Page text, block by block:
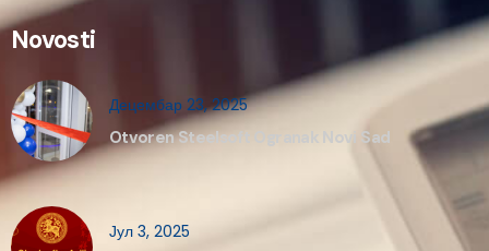
Novosti
Децембар 23, 2025
Otvoren Steelsoft Ogranak Novi Sad
Јул 3, 2025